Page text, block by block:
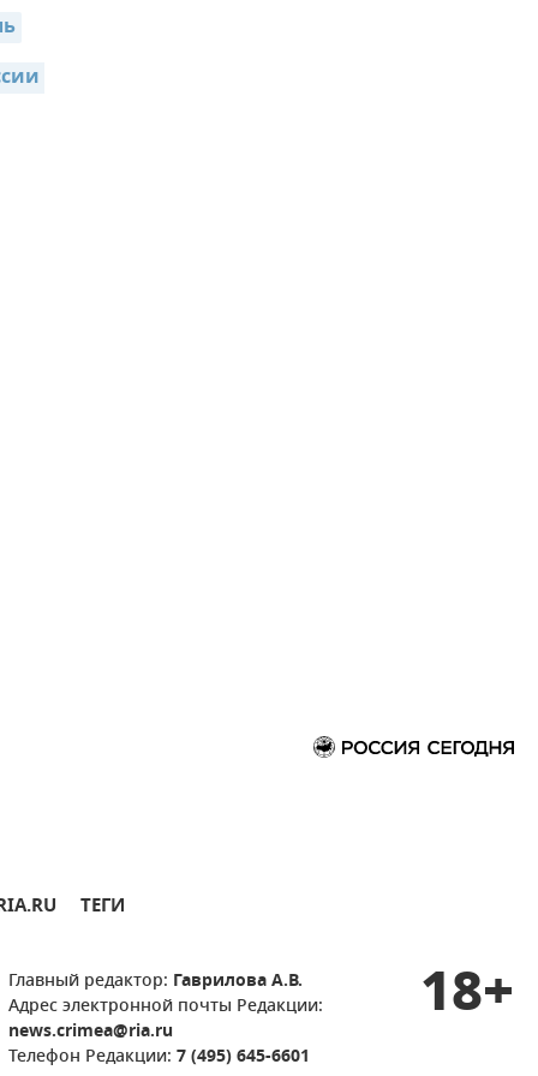
ТЕГИ
Главный редактор: Гаврилова А.В.
Адрес электронной почты Редакции:
news.crimea@ria.ru
Телефон Редакции: 7 (495) 645-6601
18+